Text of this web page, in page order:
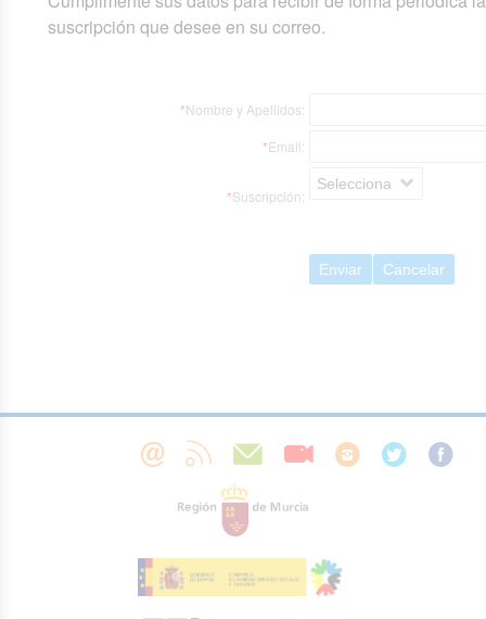
suscripción que desee en su correo.
*Nombre y Apellidos:
*Email:
*Suscripción:
Selecciona
Enviar Cancelar